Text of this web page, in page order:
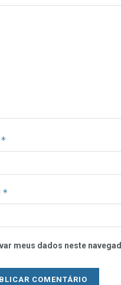
*
*
meus dados neste